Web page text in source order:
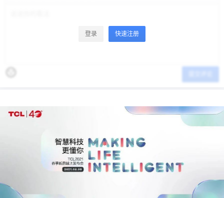
登录 快速注册